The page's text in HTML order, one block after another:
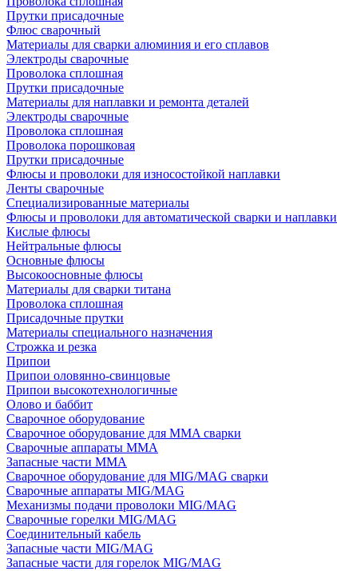
Прутки присадочные
Флюс сварочный
Материалы для сварки алюминия и его сплавов
Электроды сварочные
Проволока сплошная
Прутки присадочные
Материалы для наплавки и ремонта деталей
Электроды сварочные
Проволока сплошная
Проволока порошковая
Прутки присадочные
Флюсы и проволоки для износостойкой наплавки
Ленты сварочные
Специализированные материалы
Флюсы и проволоки для автоматической сварки и наплавки
Кислые флюсы
Нейтральные флюсы
Основные флюсы
Высокоосновные флюсы
Материалы для сварки титана
Проволока сплошная
Присадочные прутки
Материалы специального назначения
Строжка и резка
Припои
Припои оловянно-свинцовые
Припои высокотехнологичные
Олово и баббит
Сварочное оборудование
Сварочное оборудование для MMA сварки
Сварочные аппараты MMA
Запасные части MMA
Сварочное оборудование для MIG/MAG сварки
Сварочные аппараты MIG/MAG
Механизмы подачи проволоки MIG/MAG
Сварочные горелки MIG/MAG
Соединительный кабель
Запасные части MIG/MAG
Запасные части для горелок MIG/MAG